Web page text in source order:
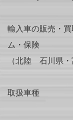
輸入車の販売・
ム・保険
（北陸 石川県・
取扱車種